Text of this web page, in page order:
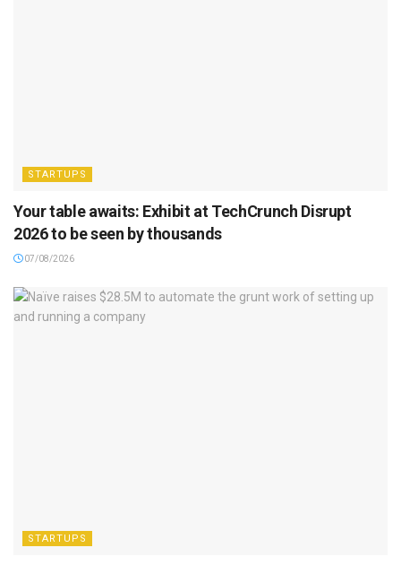
STARTUPS
Your table awaits: Exhibit at TechCrunch Disrupt
2026 to be seen by thousands
07/08/2026
STARTUPS